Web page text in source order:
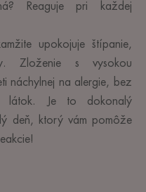
Reaguje pri každej
upokojuje štípanie,
Zloženie s vysokou
náchylnej na alergie, bez
látok. Je to dokonalý
deň, ktorý vám pomôže